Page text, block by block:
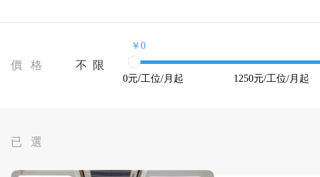
價 格 不 限
￥0
0元/工位/月起 1250元/工位/月起
已 選